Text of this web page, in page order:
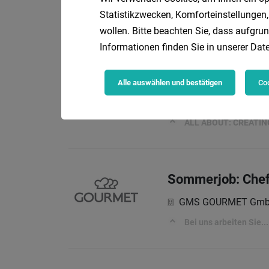
eurofunk
ALL ABOUT:
CUSTOMER
ALL ABOUT:
Sommerjob:
GMS GOURMET
Bei uns arbeiten Sie...
Statistikzwecken,
wollen. Bitte beachten Sie, dass
Informationen finden Sie in unserer
Alle auswählen und bestätigen